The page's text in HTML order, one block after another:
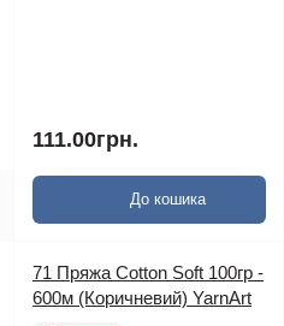
111.00грн.
До кошика
71 Пряжа Cotton Soft 100гр -
600м (Коричневий) YarnArt